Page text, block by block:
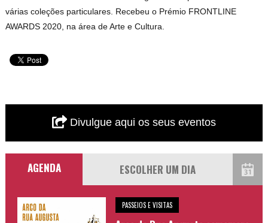
várias coleções particulares. Recebeu o Prémio FRONTLINE
AWARDS 2020, na área de Arte e Cultura.
Divulgue aqui os seus eventos
AGENDA
PASSEIOS E VISITAS